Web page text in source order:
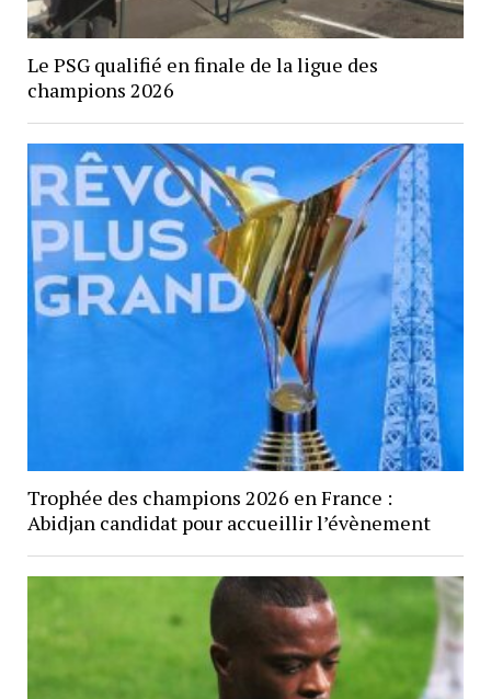
Le PSG qualifié en finale de la ligue des
champions 2026
Trophée des champions 2026 en France :
Abidjan candidat pour accueillir l’évènement